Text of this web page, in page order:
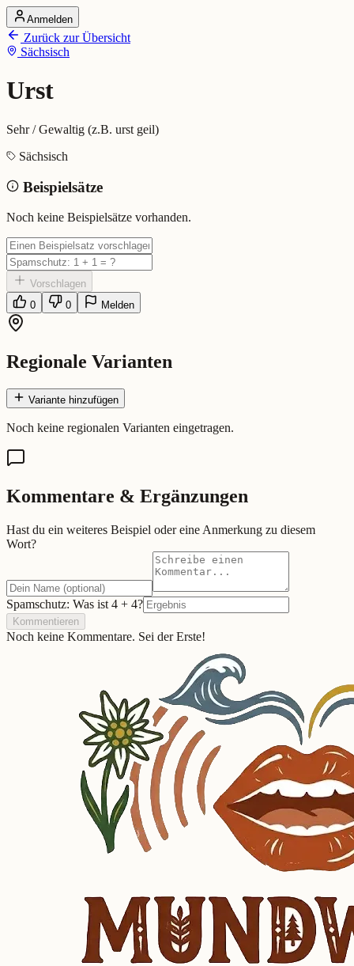
Startseite
Alle Dialekte
Dialekte vergleichen
Dialekt-Karte
Ranking
Urst (Sächsisch)
Bedeutung: Sehr / Gewaltig (z.B. urst geil)
Eingereicht von: Mundwerk Team
Anmelden
Zurück zur Übersicht
Sächsisch
Urst
Sehr / Gewaltig (z.B. urst geil)
Sächsisch
Beispielsätze
Noch keine Beispielsätze vorhanden.
Vorschlagen
0
0 Melden
Regionale Varianten
Variante hinzufügen
Noch keine regionalen Varianten eingetragen.
Kommentare & Ergänzungen
Hast du ein weiteres Beispiel oder eine Anmerkung zu diesem
Wort?
Spamschutz: Was ist 4 + 4?
Kommentieren
Noch keine Kommentare. Sei der Erste!